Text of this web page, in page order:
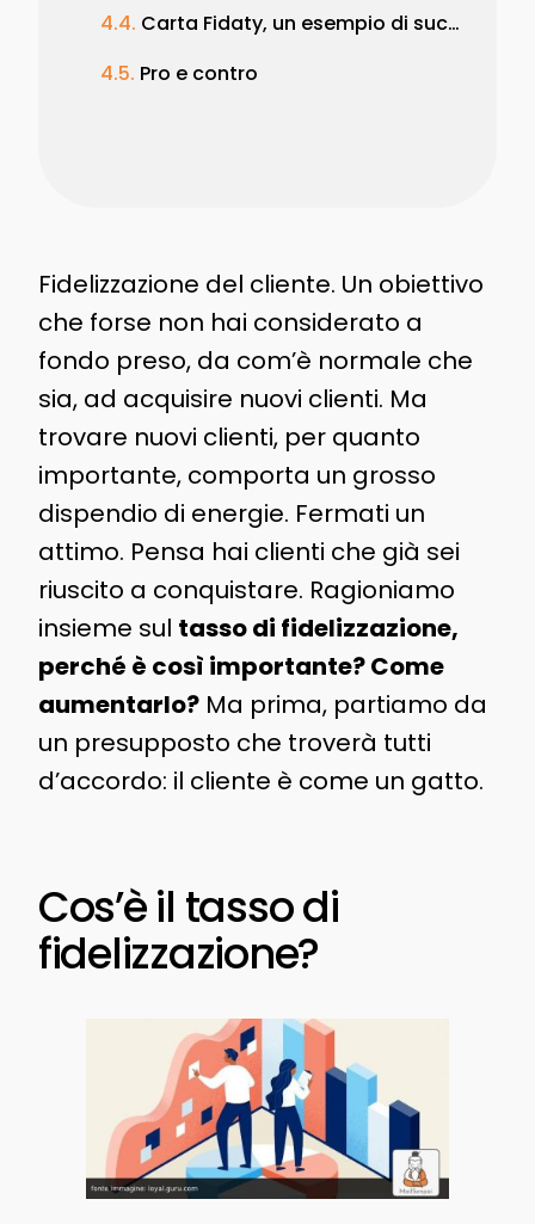
Carta Fidaty, un esempio di successo
Pro e contro
Fidelizzazione del cliente. Un obiettivo
che forse non hai considerato a
fondo preso, da com’è normale che
sia, ad acquisire nuovi clienti. Ma
trovare nuovi clienti, per quanto
importante, comporta un grosso
dispendio di energie. Fermati un
attimo. Pensa hai clienti che già sei
riuscito a conquistare. Ragioniamo
insieme sul tasso di fidelizzazione,
perché è così importante? Come
aumentarlo?Ma prima, partiamo da
un presupposto che troverà tutti
d’accordo: il cliente è come un gatto.
Cos’è il tasso di
fidelizzazione?